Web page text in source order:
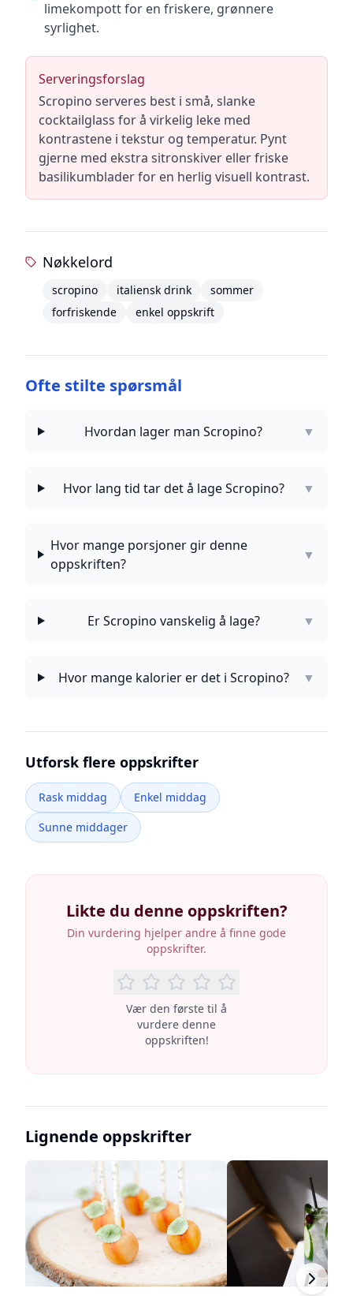
limekompott for en friskere, grønnere
syrlighet.
Serveringsforslag
Scropino serveres best i små, slanke
cocktailglass for å virkelig leke med
kontrastene i tekstur og temperatur. Pynt
gjerne med ekstra sitronskiver eller friske
basilikumblader for en herlig visuell kontrast.
Nøkkelord
scropino italiensk drink
sommer
forfriskende
enkel oppskrift
Ofte stilte spørsmål
Hvordan lager man Scropino? ▼
Hvor lang tid tar det å lage Scropino? ▼
Hvor mange porsjoner gir denne
oppskriften?
▼
Er Scropino vanskelig å lage? ▼
Hvor mange kalorier er det i Scropino? ▼
Utforsk flere oppskrifter
Rask middag
Enkel middag
Sunne middager
Likte du denne oppskriften?
Din vurdering hjelper andre å finne gode
oppskrifter.
Vær den første til å
vurdere denne
oppskriften!
Lignende oppskrifter